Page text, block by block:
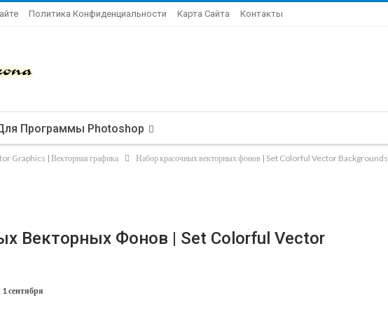
Политика Конфиденциальности Карта Сайта Контакты
Программы Photoshop
Graphics | Векторная графика Набор красочных векторных фонов | Set Colorful Vector Backgrounds
Векторных Фонов | Set Colorful Vector
1 сентября